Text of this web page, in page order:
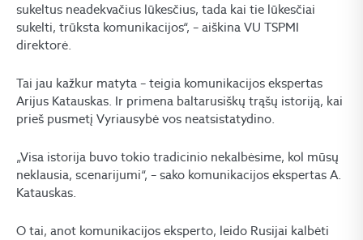
sukeltus neadekvačius lūkesčius, tada kai tie lūkesčiai
sukelti, trūksta komunikacijos“, – aiškina VU TSPMI
direktorė.
Tai jau kažkur matyta – teigia komunikacijos ekspertas
Arijus Katauskas. Ir primena baltarusiškų trąšų istoriją, kai
prieš pusmetį Vyriausybė vos neatsistatydino.
„Visa istorija buvo tokio tradicinio nekalbėsime, kol mūsų
neklausia, scenarijumi“, – sako komunikacijos ekspertas A.
Katauskas.
O tai, anot komunikacijos eksperto, leido Rusijai kalbėti